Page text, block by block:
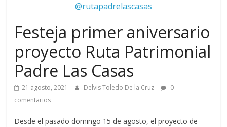
@rutapadrelascasas
Festeja primer aniversario
proyecto Ruta Patrimonial
Padre Las Casas
21 agosto, 2021 Delvis Toledo De la Cruz
0
comentarios
Desde el pasado domingo 15 de agosto, el proyecto de